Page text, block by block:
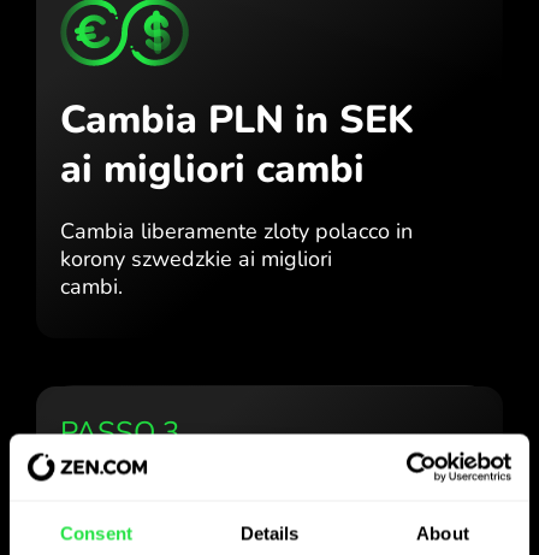
Consent Details About
Cambia PLN in SEK
ai migliori cambi
Cambia liberamente zloty polacco in
korony szwedzkie ai migliori
cambi.
PASSO 3